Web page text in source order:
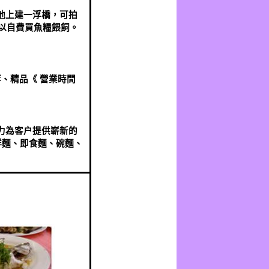
上建一浮橋，可拍
自費買魚糧餵飼。
精品《 營業時間
為客户提供嶄新的
、即食麵、碗麵、